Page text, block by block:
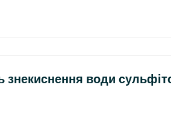
знекиснення води